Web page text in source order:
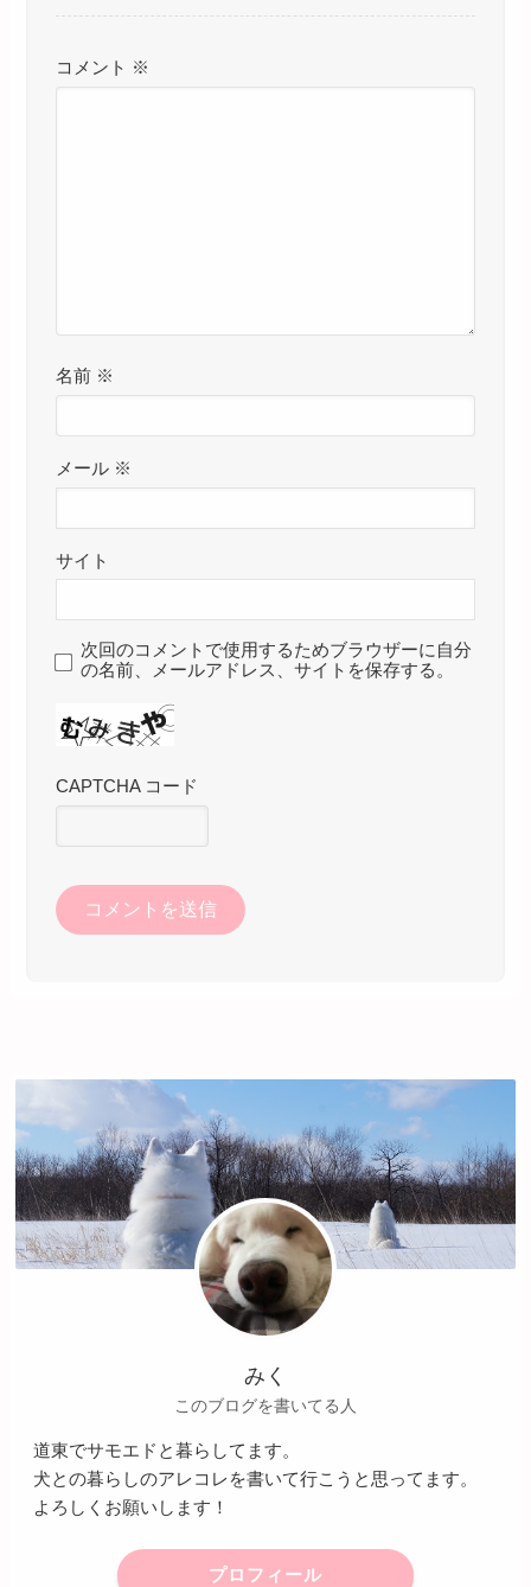
コメント ※
名前 ※
メール ※
サイト
次回のコメントで使用するためブラウザーに自分
の名前、メールアドレス、サイトを保存する。
CAPTCHA コード
みく
このブログを書いてる人
道東でサモエドと暮らしてます。
犬との暮らしのアレコレを書いて行こうと思ってます。
よろしくお願いします！
プロフィール